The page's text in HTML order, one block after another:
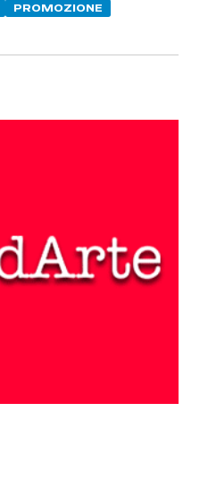
PROMOZIONE